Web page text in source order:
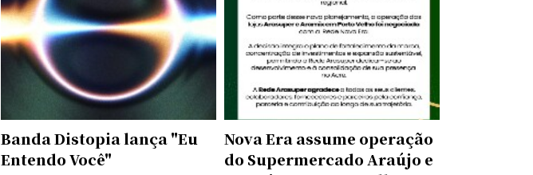
Banda Distopia lança "Eu
Entendo Você"
Nova Era assume operação
do Supermercado Araújo e